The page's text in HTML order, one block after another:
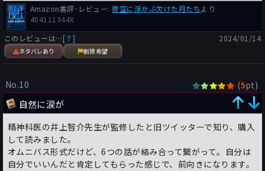
Amazon書評･レビュー:夜空に浮かぶ欠けた月たちより
404111344X
このレビューは…[？]
ネタバレあり 削除希望
2024/01/14
No.10 (5pt)
自然に涙が
精神科医の井上智介先生が監修したと旧ツイッターで知り、購入
して読みました。
オムニバス形式だけど、6つの話が絡み合って繋がって。自分は
自分でいいんだと肯定してもらった感じで、前向きになります。